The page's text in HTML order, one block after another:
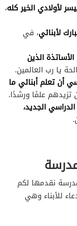
لأولادي الخير كله،
لأبنائي، في
الذين
يا رب العالمين.
أن تعلم أبنائي ما
تزيدهم علمًا ورشدًا.
الجديد،
نقدمها لكم
للأبناء وهي